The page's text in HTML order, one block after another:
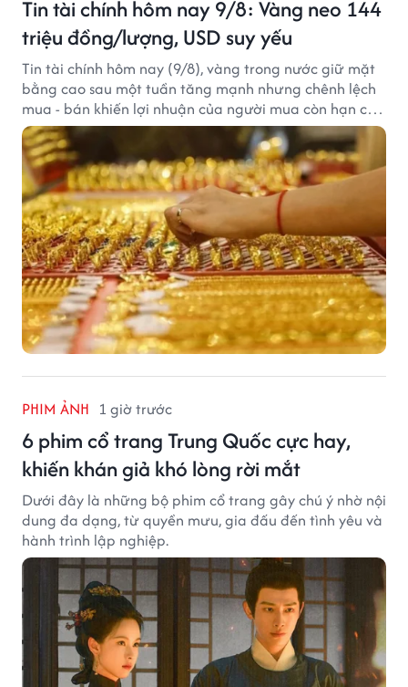
Tin tài chính hôm nay 9/8: Vàng neo 144
triệu đồng/lượng, USD suy yếu
Tin tài chính hôm nay (9/8), vàng trong nước giữ mặt
bằng cao sau một tuần tăng mạnh nhưng chênh lệch
mua - bán khiến lợi nhuận của người mua còn hạn chế,
trong khi USD chịu sức ép sau dữ liệu việc làm Mỹ gây
thất vọng.
PHIM ẢNH 1 giờ trước
6 phim cổ trang Trung Quốc cực hay,
khiến khán giả khó lòng rời mắt
Dưới đây là những bộ phim cổ trang gây chú ý nhờ nội
dung đa dạng, từ quyền mưu, gia đấu đến tình yêu và
hành trình lập nghiệp.